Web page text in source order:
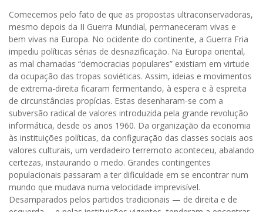
Comecemos pelo fato de que as propostas ultraconservadoras,
mesmo depois da II Guerra Mundial, permaneceram vivas e
bem vivas na Europa. No ocidente do continente, a Guerra Fria
impediu políticas sérias de desnazificação. Na Europa oriental,
as mal chamadas “democracias populares” existiam em virtude
da ocupação das tropas soviéticas. Assim, ideias e movimentos
de extrema-direita ficaram fermentando, à espera e à espreita
de circunstâncias propícias. Estas desenharam-se com a
subversão radical de valores introduzida pela grande revolução
informática, desde os anos 1960. Da organização da economia
às instituições políticas, da configuração das classes sociais aos
valores culturais, um verdadeiro terremoto aconteceu, abalando
certezas, instaurando o medo. Grandes contingentes
populacionais passaram a ter dificuldade em se encontrar num
mundo que mudava numa velocidade imprevisível.
Desamparados pelos partidos tradicionais — de direita e de